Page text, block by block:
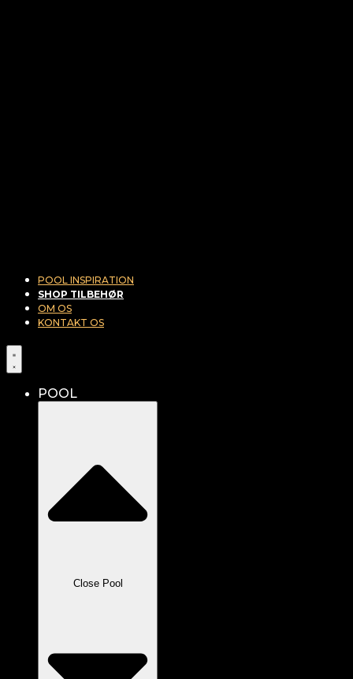
POOL INSPIRATION
SHOP TILBEHØR
OM OS
KONTAKT OS
POOL
Close Pool